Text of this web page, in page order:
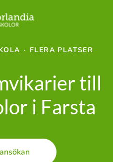
· FLERA PLATSER
till
i Farsta